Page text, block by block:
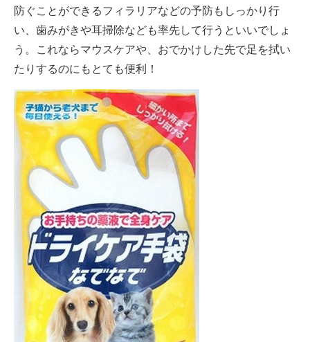
防ぐことができるフィラリアなどの予防もしっかり行
い、歯みがきや耳掃除なども率先して行うといいでしょ
う。これならマウスケアや、おでかけした先で足を拭い
たりするのにもとても便利！